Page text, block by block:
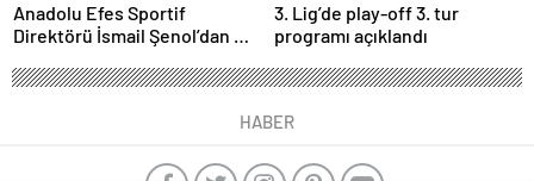
Anadolu Efes Sportif
Direktörü İsmail Şenol’dan HT
Four’un hayalini kuruyorduk!
3. Lig’de play-off 3. tur
programı açıklandı
HABER